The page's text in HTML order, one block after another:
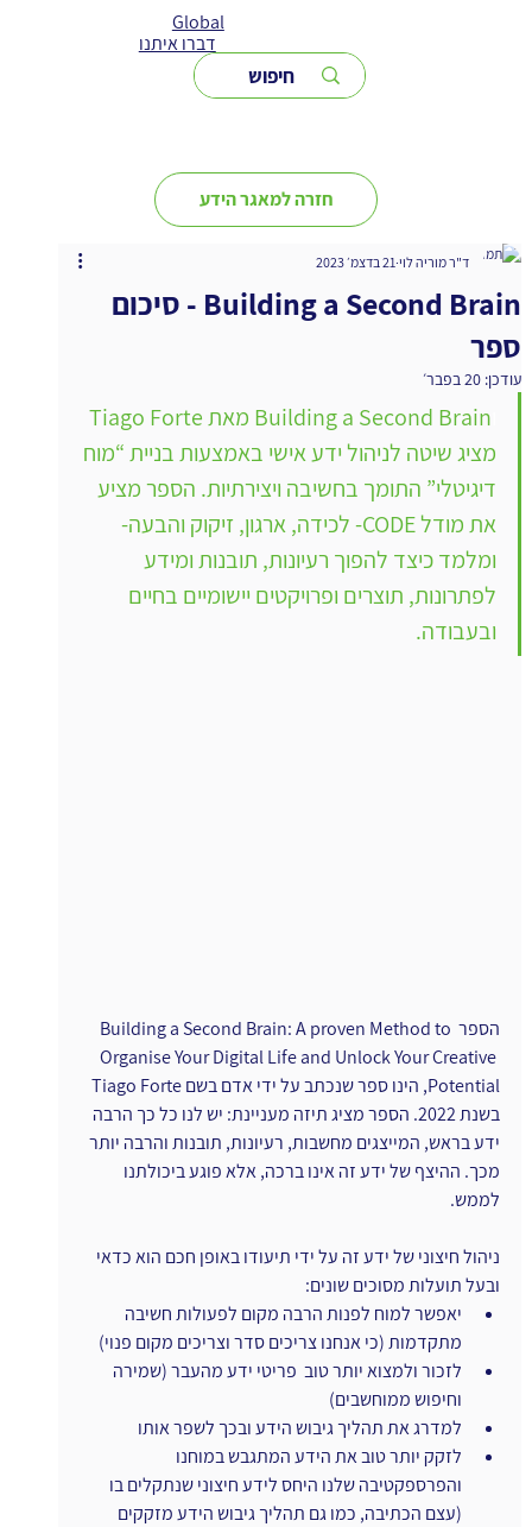
Global
דברו איתנו
חזרה למאגר הידע
Building a Second Brain - סיכום
ספר
ד"ר מוריה לוי 21 בדצמ׳ 2023
עודכן: 20 בפבר׳
Building a Second Brain מאת Tiago Forte
מציג שיטה לניהול ידע אישי באמצעות בניית “מוח
דיגיטלי” התומך בחשיבה ויצירתיות. הספר מציע
את מודל CODE- לכידה, ארגון, זיקוק והבעה-
ומלמד כיצד להפוך רעיונות, תובנות ומידע
לפתרונות, תוצרים ופרויקטים יישומיים בחיים
ובעבודה.
הספר Building a Second Brain: A proven Method to
Organise Your Digital Life and Unlock Your Creative
Potential, הינו ספר שנכתב על ידי אדם בשם Tiago Forte
בשנת 2022. הספר מציג תיזה מעניינת: יש לנו כל כך הרבה
ידע בראש, המייצגים מחשבות, רעיונות, תובנות והרבה יותר
מכך. ההיצף של ידע זה אינו ברכה, אלא פוגע ביכולתנו
לממש.
ניהול חיצוני של ידע זה על ידי תיעודו באופן חכם הוא כדאי
ובעל תועלות מסוכים שונים:
יאפשר למוח לפנות הרבה מקום לפעולות חשיבה
מתקדמות (כי אנחנו צריכים סדר וצריכים מקום פנוי)
לזכור ולמצוא יותר טוב  פריטי ידע מהעבר (שמירה
וחיפוש ממוחשבים)
למדרג את תהליך גיבוש הידע ובכך לשפר אותו
לזקק יותר טוב את הידע המתגבש במוחנו
והפרספקטיבה שלנו היחס לידע חיצוני שנתקלים בו
(עצם הכתיבה, כמו גם תהליך גיבוש הידע מזקקים